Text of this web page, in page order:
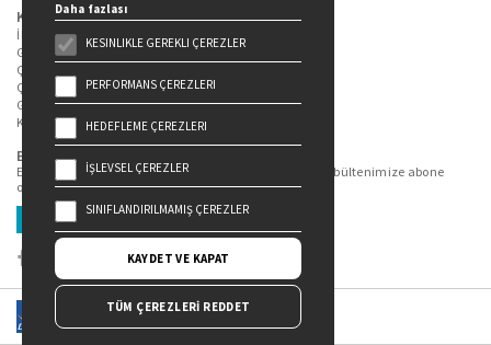
Kişisel Verilerin Korunması
İlgili Kişi Başvuru Formu
Genel Aydınlatma Metni
Çekiliş Aydınlatma Metni
Çerez Aydınlatma Metni
Gizlilik Politikası
Kullanım Şartları
Bizi Takip Edin...
En güncel kitap ve etkinliklerden haberdar olmak için bültenimize abone
olun.
Üye Ol
Daha fazlası
KESINLIKLE GEREKLI ÇEREZLER
PERFORMANS ÇEREZLERI
HEDEFLEME ÇEREZLERI
İŞLEVSEL ÇEREZLER
SINIFLANDIRILMAMIŞ ÇEREZLER
KAYDET VE KAPAT
TÜM ÇEREZLERİ REDDET